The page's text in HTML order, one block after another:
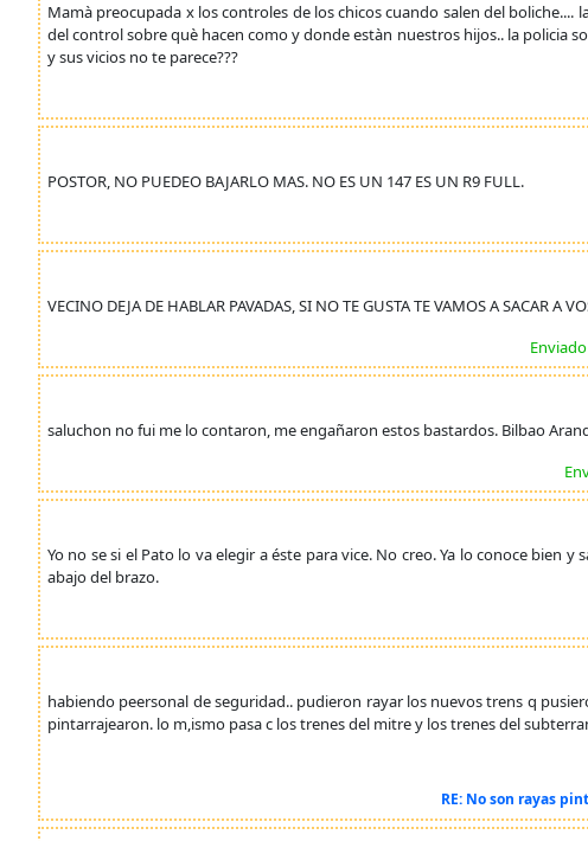
Mamà preocupada x los controles de los chicos cuando salen del
del control sobre què hacen como y donde estàn nuestros hijos.. la policia
y sus vicios no te parece???
POSTOR, NO PUEDEO BAJARLO MAS. NO ES UN 147 ES UN R9 FULL.
VECINO DEJA DE HABLAR PAVADAS, SI NO TE GUSTA TE VAMOS A SACAR A
Enviado
saluchon no fui me lo contaron, me engañaron estos bastardos. Bilbao
Yo no se si el Pato lo va elegir a éste para vice. No creo. Ya lo conoce bien
abajo del brazo.
habiendo peersonal de seguridad.. pudieron rayar los nuevos trens q
pintarrajearon. lo m,ismo pasa c los trenes del mitre y los trenes del
RE: No son rayas